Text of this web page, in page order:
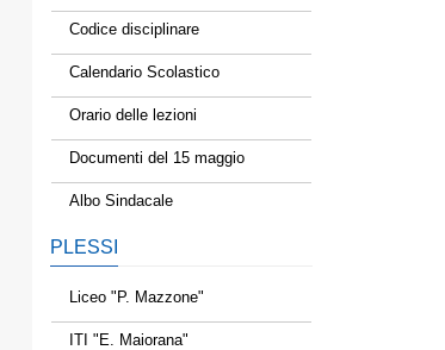
Codice disciplinare
Calendario Scolastico
Orario delle lezioni
Documenti del 15 maggio
Albo Sindacale
PLESSI
Liceo "P. Mazzone"
ITI "E. Maiorana"